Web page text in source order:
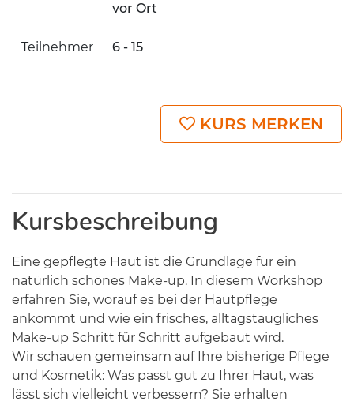
vor Ort
Teilnehmer 6 - 15
KURS MERKEN
Kursbeschreibung
Eine gepflegte Haut ist die Grundlage für ein
natürlich schönes Make-up. In diesem Workshop
erfahren Sie, worauf es bei der Hautpflege
ankommt und wie ein frisches, alltagstaugliches
Make-up Schritt für Schritt aufgebaut wird.
Wir schauen gemeinsam auf Ihre bisherige Pflege
und Kosmetik: Was passt gut zu Ihrer Haut, was
lässt sich vielleicht verbessern? Sie erhalten